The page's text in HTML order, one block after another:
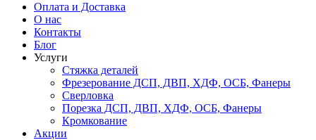
Оплата и Доставка
О нас
Контакты
Блог
Услуги
Стяжка деталей
Фрезерование ДСП, ДВП, ХДФ, ОСБ, Фанеры
Сверловка
Порезка ДСП, ДВП, ХДФ, ОСБ, Фанеры
Кромкование
Акции